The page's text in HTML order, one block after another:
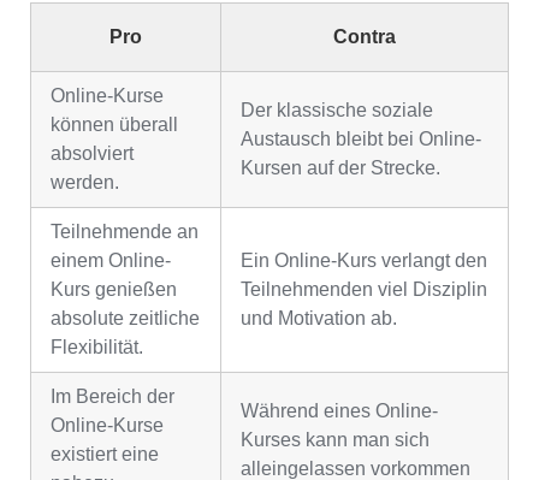
Pro Contra
Online-Kurse
können überall
absolviert
werden.
Der klassische soziale
Austausch bleibt bei Online-
Kursen auf der Strecke.
Teilnehmende an
einem Online-
Kurs genießen
absolute zeitliche
Flexibilität.
Ein Online-Kurs verlangt den
Teilnehmenden viel Disziplin
und Motivation ab.
Im Bereich der
Online-Kurse
existiert eine
Während eines Online-
Kurses kann man sich
alleingelassen vorkommen